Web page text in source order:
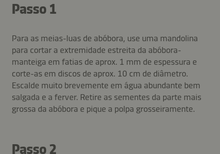
Passo 1
Para as meias-luas de abóbora, use uma mandolina
para cortar a extremidade estreita da abóbora-
manteiga em fatias de aprox. 1 mm de espessura e
corte-as em discos de aprox. 10 cm de diâmetro.
Escalde muito brevemente em água abundante bem
salgada e a ferver. Retire as sementes da parte mais
grossa da abóbora e pique a polpa grosseiramente.
Passo 2